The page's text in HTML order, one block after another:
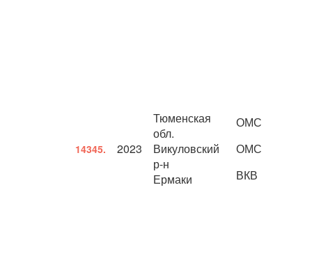
14345. 2023
Тюменская
обл.
Викуловский
р-н
Ермаки
ОМС
ОМС
ВКВ